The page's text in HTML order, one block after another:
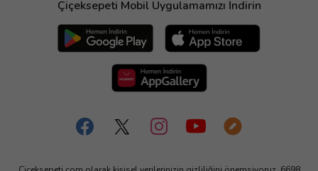
Çiçeksepeti Mobil Uygulamamızı İndirin